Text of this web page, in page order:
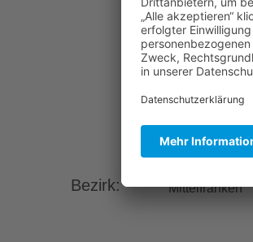
Bezirk: Mittelfranken